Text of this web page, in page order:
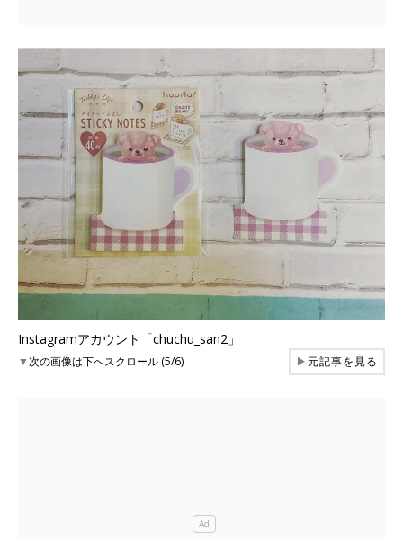
Instagramアカウント「chuchu_san2」
▼次の画像は下へスクロール (5/6) ▶元記事を見る